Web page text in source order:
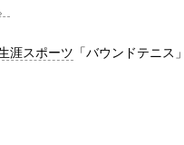
涯スポーツ 「バウンドテニス